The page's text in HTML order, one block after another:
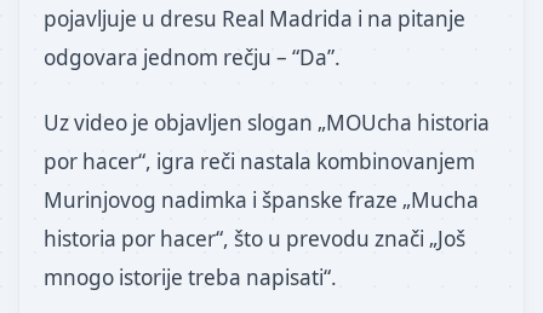
pojavljuje u dresu Real Madrida i na pitanje
odgovara jednom rečju – “Da”.
Uz video je objavljen slogan „MOUcha historia
por hacer“, igra reči nastala kombinovanjem
Murinjovog nadimka i španske fraze „Mucha
historia por hacer“, što u prevodu znači „Još
mnogo istorije treba napisati“.